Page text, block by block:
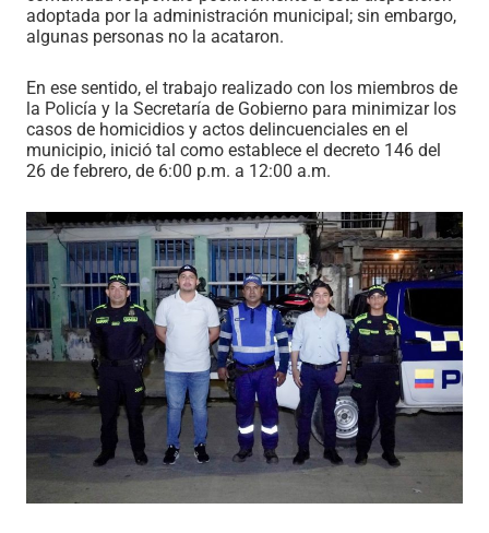
adoptada por la administración municipal; sin embargo,
algunas personas no la acataron.
En ese sentido, el trabajo realizado con los miembros de
la Policía y la Secretaría de Gobierno para minimizar los
casos de homicidios y actos delincuenciales en el
municipio, inició tal como establece el decreto 146 del
26 de febrero, de 6:00 p.m. a 12:00 a.m.